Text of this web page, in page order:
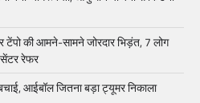
की आमने-सामने जोरदार भिड़ंत, 7 लोग
रेफर​
आईबॉल जितना बड़ा ट्यूमर निकाला